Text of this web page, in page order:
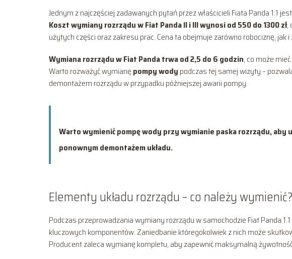
Jednym z najczęściej zadawanych pytań przez właścicieli Fiata Panda 1.1
Koszt wymiany rozrządu w Fiat Panda II i III wynosi od 550 do 1300 zł,
użytych części oraz zakresu prac. Cena ta obejmuje zarówno robociznę, jak
Wymiana rozrządu w Fiat Panda trwa od 2,5 do 6 godzin, co może
Warto rozważyć wymianę pompy wody podczas tej samej wizyty –
demontażem rozrządu w przypadku późniejszej awarii pompy.
Warto wymienić pompę wody przy wymianie paska rozrządu,
ponownym demontażem układu.
Elementy układu rozrządu – co należy wymienić?
Podczas przeprowadzania wymiany rozrządu w samochodzie Fiat Panda
kluczowych komponentów. Zaniedbanie któregokolwiek z nich może
Producent zaleca wymianę kompletu, aby zapewnić maksymalną